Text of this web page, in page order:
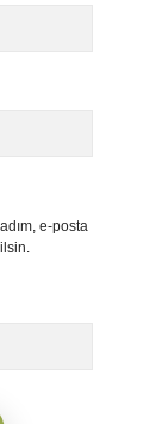
e-posta